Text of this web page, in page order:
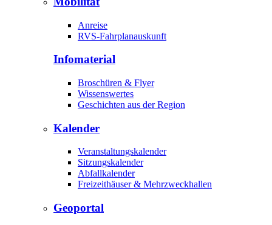
Anreise
RVS-Fahrplanauskunft
Infomaterial
Broschüren & Flyer
Wissenswertes
Geschichten aus der Region
Kalender
Veranstaltungskalender
Sitzungskalender
Abfallkalender
Freizeithäuser & Mehrzweckhallen
Geoportal